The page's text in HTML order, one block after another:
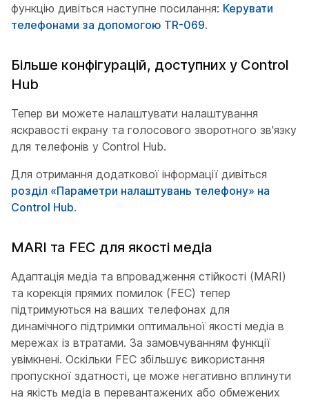
функцію дивіться наступне посилання: Керувати
телефонами за допомогою TR-069.
Більше конфігурацій, доступних у Control
Hub
Тепер ви можете налаштувати налаштування
яскравості екрану та голосового зворотного зв'язку
для телефонів у Control Hub.
Для отримання додаткової інформації дивіться
розділ «Параметри налаштувань телефону» на
Control Hub.
MARI та FEC для якості медіа
Адаптація медіа та впровадження стійкості (MARI)
та корекція прямих помилок (FEC) тепер
підтримуються на ваших телефонах для
динамічного підтримки оптимальної якості медіа в
мережах із втратами. За замовчуванням функції
увімкнені. Оскільки FEC збільшує використання
пропускної здатності, це може негативно вплинути
на якість медіа в перевантажених або обмежених